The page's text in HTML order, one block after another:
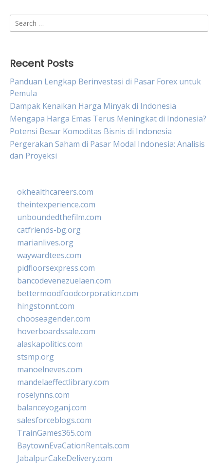
Search
for:
Recent Posts
Panduan Lengkap Berinvestasi di Pasar Forex untuk
Pemula
Dampak Kenaikan Harga Minyak di Indonesia
Mengapa Harga Emas Terus Meningkat di Indonesia?
Potensi Besar Komoditas Bisnis di Indonesia
Pergerakan Saham di Pasar Modal Indonesia: Analisis
dan Proyeksi
okhealthcareers.com
theintexperience.com
unboundedthefilm.com
catfriends-bg.org
marianlives.org
waywardtees.com
pidfloorsexpress.com
bancodevenezuelaen.com
bettermoodfoodcorporation.com
hingstonnt.com
chooseagender.com
hoverboardssale.com
alaskapolitics.com
stsmp.org
manoelneves.com
mandelaeffectlibrary.com
roselynns.com
balanceyoganj.com
salesforceblogs.com
TrainGames365.com
BaytownEvaCationRentals.com
JabalpurCakeDelivery.com